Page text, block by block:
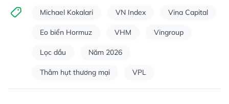
Michael Kokalari VN Index Vina Capital
Eo biển Hormuz VHM Vingroup
Lọc dầu Năm 2026
Thâm hụt thương mại VPL